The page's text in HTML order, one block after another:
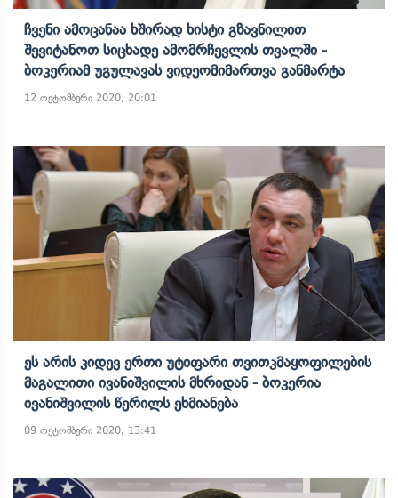
Ჩვენი Ამოცანაა Ხშირად Ხისტი Გზავნილით
Შევიტანოთ Სიცხადე Ამომრჩევლის Თვალში -
Ბოკერიამ Უგულავას Ვიდეომიმართვა Განმარტა
12 ოქტომბერი 2020, 20:01
Ეს Არის Კიდევ Ერთი Უტიფარი Თვითკმაყოფილების
Მაგალითი Ივანიშვილის Მხრიდან - Ბოკერია
Ივანიშვილის Წერილს Ეხმიანება
09 ოქტომბერი 2020, 13:41